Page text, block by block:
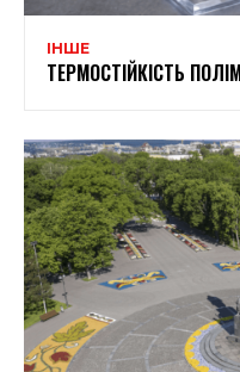
ІНШЕ
ТЕРМОСТІЙКІСТЬ